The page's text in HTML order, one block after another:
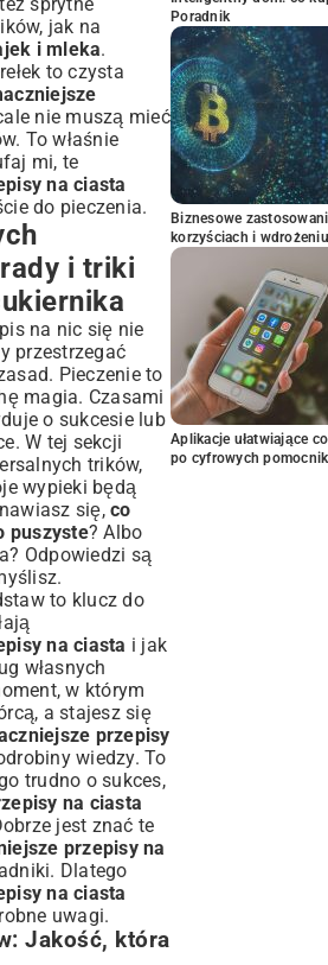
jak na
i mleka.
to czysta
nie muszą mieć
To właśnie
mi, te
na ciasta
do pieczenia.
i triki
na nic się nie
przestrzegać
Pieczenie to
magia. Czasami
o sukcesie lub
W tej sekcji
trików,
wypieki będą
się, co
puszyste? Albo
Odpowiedzi są
to klucz do
na ciasta i jak
własnych
w którym
a stajesz się
przepisy
wiedzy. To
trudno o sukces,
na ciasta
jest znać te
przepisy na
Dlatego
na ciasta
uwagi.
Jakość, która
Poradnik
Biznesowe
korzyściach i wdrożeniu
Aplikacje ułatwiające
po cyfrowych